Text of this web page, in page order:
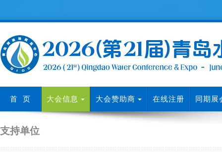
首 页 大会信息 大会赞助商 在线注册 同期
支持单位